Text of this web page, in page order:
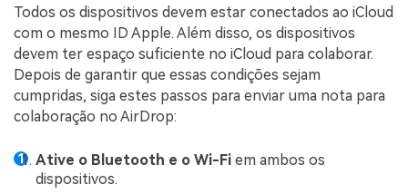
Todos os dispositivos devem estar conectados ao iCloud
com o mesmo ID Apple. Além disso, os dispositivos
devem ter espaço suficiente no iCloud para colaborar.
Depois de garantir que essas condições sejam
cumpridas, siga estes passos para enviar uma nota para
colaboração no AirDrop:
Ative o Bluetooth e o Wi-Fi em ambos os
dispositivos.